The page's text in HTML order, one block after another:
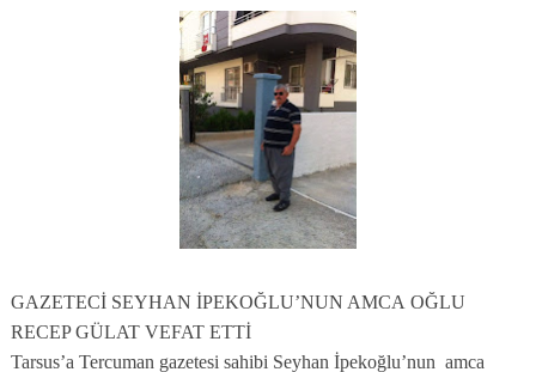
GAZETECİ SEYHAN İPEKOĞLU’NUN AMCA OĞLU
RECEP GÜLAT VEFAT ETTİ
Tarsus’a Tercuman gazetesi sahibi Seyhan İpekoğlu’nun amca